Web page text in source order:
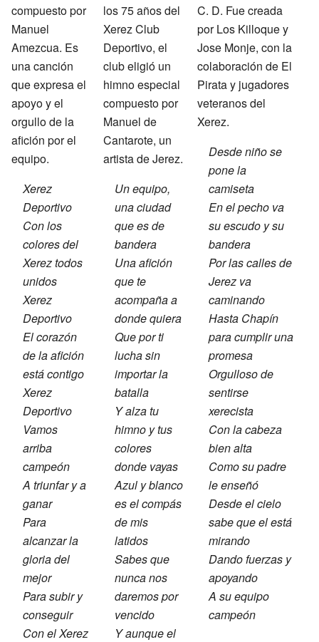
compuesto por
Manuel
Amezcua. Es
una canción
que expresa el
apoyo y el
orgullo de la
afición por el
equipo.
Xerez
Deportivo
Con los
colores del
Xerez todos
unidos
Xerez
Deportivo
El corazón
de la afición
está contigo
Xerez
Deportivo
Vamos
arriba
campeón
A triunfar y a
ganar
Para
alcanzar la
gloria del
mejor
Para subir y
conseguir
Con el Xerez
los 75 años del
Xerez Club
Deportivo, el
club eligió un
himno especial
compuesto por
Manuel de
Cantarote, un
artista de Jerez.
Un equipo,
una ciudad
que es de
bandera
Una afición
que te
acompaña a
donde quiera
Que por ti
lucha sin
importar la
batalla
Y alza tu
himno y tus
colores
donde vayas
Azul y blanco
es el compás
de mis
latidos
Sabes que
nunca nos
daremos por
vencido
Y aunque el
C. D. Fue creada
por Los Killoque y
Jose Monje, con la
colaboración de El
Pirata y jugadores
veteranos del
Xerez.
Desde niño se
pone la
camiseta
En el pecho va
su escudo y su
bandera
Por las calles de
Jerez va
caminando
Hasta Chapín
para cumplir una
promesa
Orgulloso de
sentirse
xerecista
Con la cabeza
bien alta
Como su padre
le enseñó
Desde el cielo
sabe que el está
mirando
Dando fuerzas y
apoyando
A su equipo
campeón